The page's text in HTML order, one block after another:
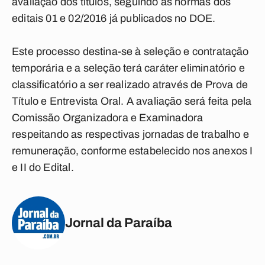
editais 01 e 02/2016 já publicados no DOE.
Este processo destina-se à seleção e contratação
temporária e a seleção terá caráter eliminatório e
classificatório a ser realizado através de Prova de
Título e Entrevista Oral . A avaliação será feita pela
Comissão Organizadora e Examinadora
respeitando as respectivas jornadas de trabalho e
remuneração, conforme estabelecido nos anexos I
e II do Edital.
Jornal da Paraíba